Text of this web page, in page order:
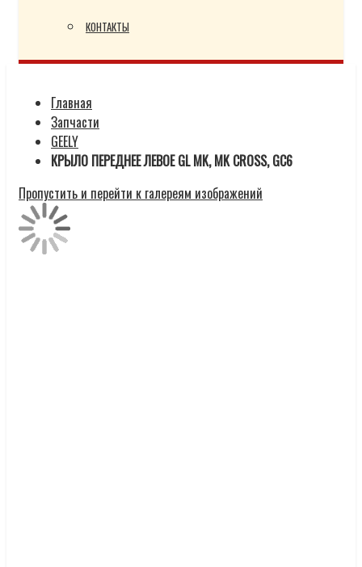
КОНТАКТЫ
Главная
Запчасти
GEELY
КРЫЛО ПЕРЕДНЕЕ ЛЕВОЕ GL MK, MK CROSS, GC6
Пропустить и перейти к галереям изображений